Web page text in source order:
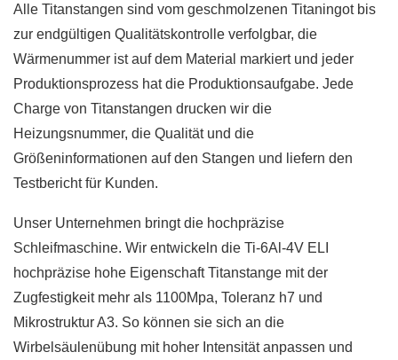
Alle Titanstangen sind vom geschmolzenen Titaningot bis
zur endgültigen Qualitätskontrolle verfolgbar, die
Wärmenummer ist auf dem Material markiert und jeder
Produktionsprozess hat die Produktionsaufgabe. Jede
Charge von Titanstangen drucken wir die
Heizungsnummer, die Qualität und die
Größeninformationen auf den Stangen und liefern den
Testbericht für Kunden.
Unser Unternehmen bringt die hochpräzise
Schleifmaschine. Wir entwickeln die Ti-6Al-4V ELI
hochpräzise hohe Eigenschaft Titanstange mit der
Zugfestigkeit mehr als 1100Mpa, Toleranz h7 und
Mikrostruktur A3. So können sie sich an die
Wirbelsäulenübung mit hoher Intensität anpassen und